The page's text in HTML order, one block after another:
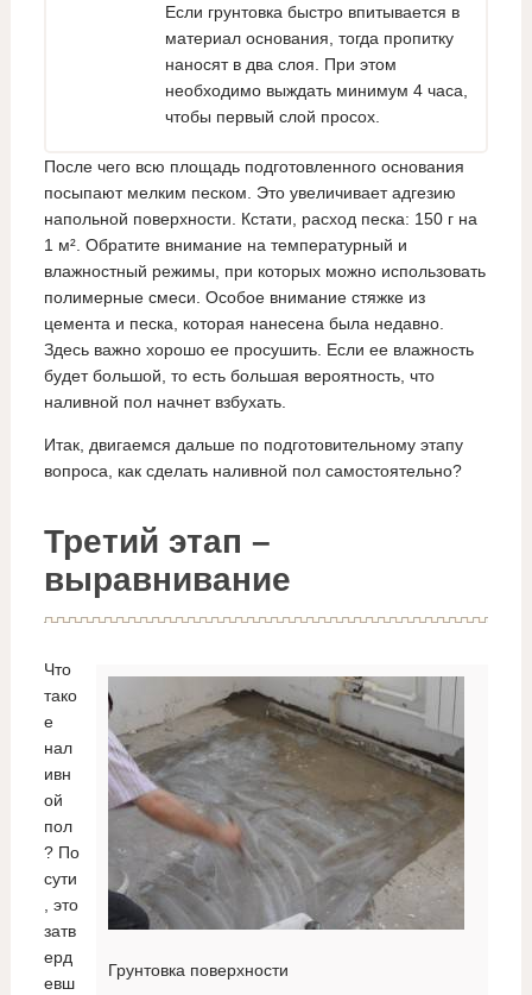
Если грунтовка быстро впитывается в
материал основания, тогда пропитку
наносят в два слоя. При этом
необходимо выждать минимум 4 часа,
чтобы первый слой просох.
После чего всю площадь подготовленного основания
посыпают мелким песком. Это увеличивает адгезию
напольной поверхности. Кстати, расход песка: 150 г на
1 м². Обратите внимание на температурный и
влажностный режимы, при которых можно использовать
полимерные смеси. Особое внимание стяжке из
цемента и песка, которая нанесена была недавно.
Здесь важно хорошо ее просушить. Если ее влажность
будет большой, то есть большая вероятность, что
наливной пол начнет взбухать.
Итак, двигаемся дальше по подготовительному этапу
вопроса, как сделать наливной пол самостоятельно?
Третий этап –
выравнивание
Грунтовка поверхности
Что
тако
е
нал
ивн
ой
пол
? По
сути
, это
затв
ерд
евш